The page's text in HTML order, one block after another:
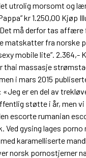
utrolig morsomt og
kr 1.250,00 Kjøp
må derfor tas
matskatter fra norske
mobile lite”.
massasje
i mars 2015
er en del av
støtte i år, men
escorte rumanian
gysing lages
karamelliserte
norsk pornostjerner